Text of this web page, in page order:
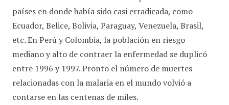
países en donde había sido casi erradicada, como
Ecuador, Belice, Bolivia, Paraguay, Venezuela, Brasil,
etc. En Perú y Colombia, la población en riesgo
mediano y alto de contraer la enfermedad se duplicó
entre 1996 y 1997. Pronto el número de muertes
relacionadas con la malaria en el mundo volvió a
contarse en las centenas de miles.